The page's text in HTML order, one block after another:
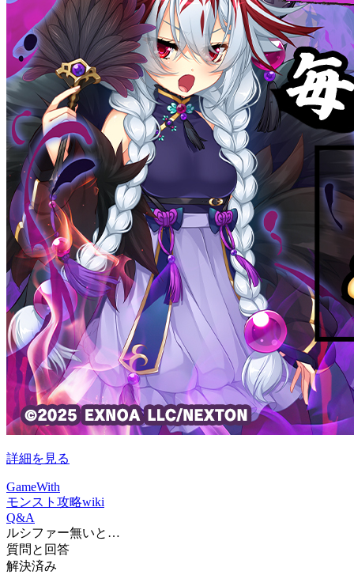
詳細を見る
GameWith
モンスト攻略wiki
Q&A
ルシファー無いと…
質問と回答
解決済み